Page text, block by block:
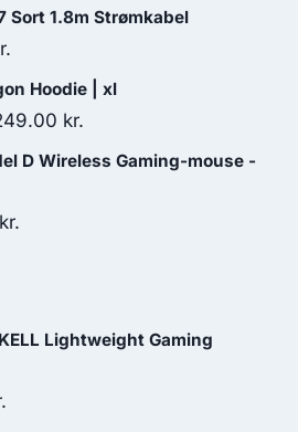
kr..
is:
Sort 1.8m Strømkabel
price
is:
Hoodie | xl
kr..
kr.
price
D Wireless Gaming-mouse -
kr.
Lightweight Gaming